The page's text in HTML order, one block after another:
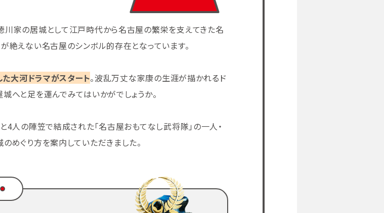
家の居城として江戸時代から名古屋の繁栄を支えてきた名
絶えない名古屋のシンボル的存在となっています。
大河ドラマがスタート。波乱万丈な家康の生涯が描かれるド
へと足を運んでみてはいかがでしょうか。
人の陣笠で結成された「名古屋おもてなし武将隊」の一人・
めぐり方を案内していただきました。